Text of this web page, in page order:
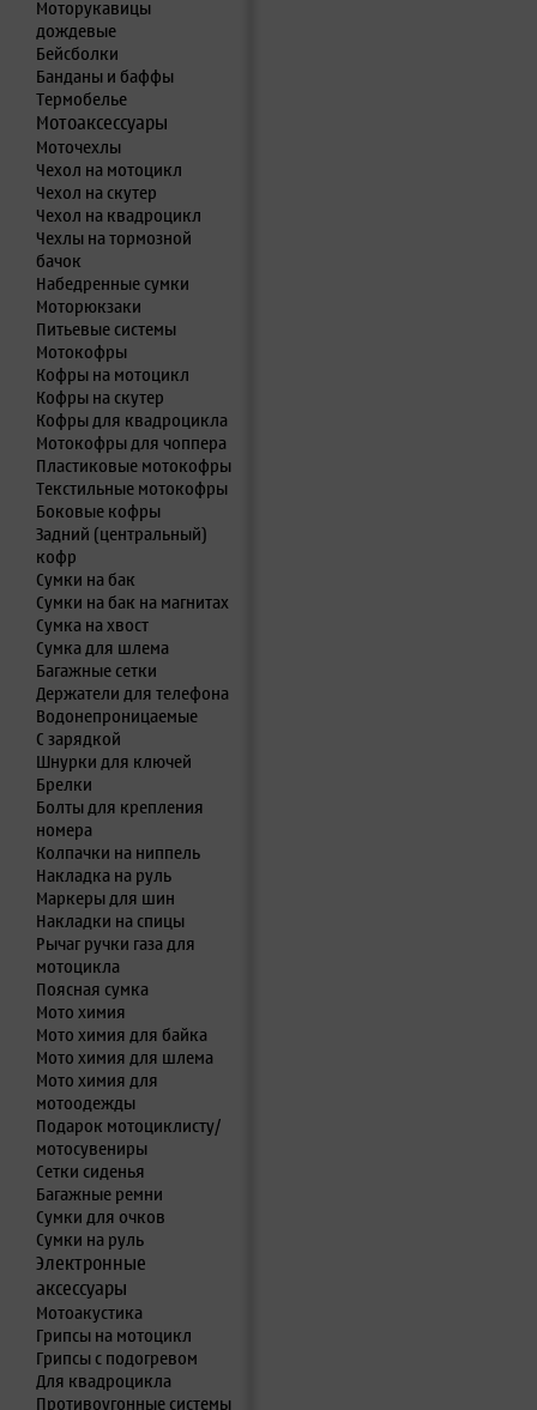
Моторукавицы
дождевые
Бейсболки
Банданы и баффы
Термобелье
Мотоаксессуары
Моточехлы
Чехол на мотоцикл
Чехол на скутер
Чехол на квадроцикл
Чехлы на тормозной
бачок
Набедренные сумки
Моторюкзаки
Питьевые системы
Мотокофры
Кофры на мотоцикл
Кофры на скутер
Кофры для квадроцикла
Мотокофры для чоппера
Пластиковые мотокофры
Текстильные мотокофры
Боковые кофры
Задний (центральный)
кофр
Сумки на бак
Сумки на бак на магнитах
Сумка на хвост
Сумка для шлема
Багажные сетки
Держатели для телефона
Водонепроницаемые
С зарядкой
Шнурки для ключей
Брелки
Болты для крепления
номера
Колпачки на ниппель
Накладка на руль
Маркеры для шин
Накладки на спицы
Рычаг ручки газа для
мотоцикла
Поясная сумка
Мото химия
Мото химия для байка
Мото химия для шлема
Мото химия для
мотоодежды
Подарок мотоциклисту/
мотосувениры
Сетки сиденья
Багажные ремни
Сумки для очков
Сумки на руль
Электронные
аксессуары
Мотоакустика
Грипсы на мотоцикл
Грипсы с подогревом
Для квадроцикла